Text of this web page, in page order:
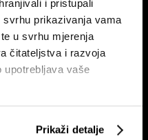
i pristupali
svrhu prikazivanja vama
u svrhu mjerenja
čitateljstva i razvoja
upotrebljava vaše
Prikaži detalje